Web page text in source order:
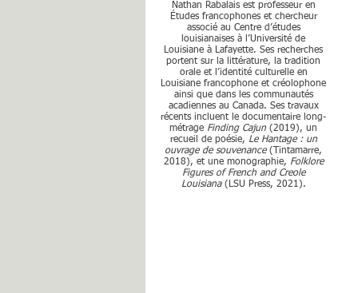
Nathan Rabalais est professeur en
Études francophones et chercheur
associé au Centre d’études
louisianaises à l’Université de
Louisiane à Lafayette. Ses recherches
portent sur la littérature, la tradition
orale et l’identité culturelle en
Louisiane francophone et créolophone
ainsi que dans les communautés
acadiennes au Canada. Ses travaux
récents incluent le documentaire long-
métrage Finding Cajun (2019), un
recueil de poésie, Le Hantage : un
ouvrage de souvenance(Tintamarre,
2018), et une monographie, Folklore
Figures of French and Creole
Louisiana(LSU Press, 2021).